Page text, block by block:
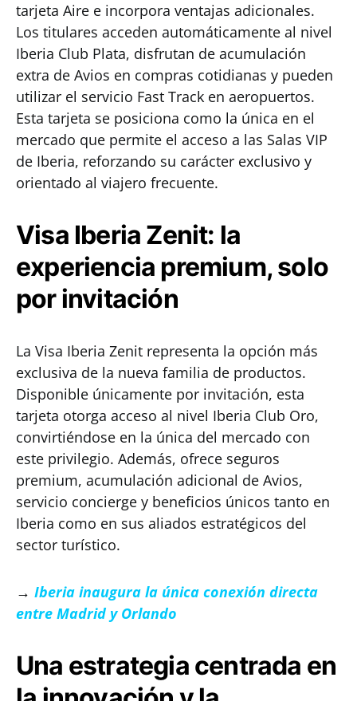
tarjeta Aire e incorpora ventajas adicionales.
Los titulares acceden automáticamente al nivel
Iberia Club Plata, disfrutan de acumulación
extra de Avios en compras cotidianas y pueden
utilizar el servicio Fast Track en aeropuertos.
Esta tarjeta se posiciona como la única en el
mercado que permite el acceso a las Salas VIP
de Iberia, reforzando su carácter exclusivo y
orientado al viajero frecuente.
Visa Iberia Zenit: la
experiencia premium, solo
por invitación
La Visa Iberia Zenit representa la opción más
exclusiva de la nueva familia de productos.
Disponible únicamente por invitación, esta
tarjeta otorga acceso al nivel Iberia Club Oro,
convirtiéndose en la única del mercado con
este privilegio. Además, ofrece seguros
premium, acumulación adicional de Avios,
servicio concierge y beneficios únicos tanto en
Iberia como en sus aliados estratégicos del
sector turístico.
→ Iberia inaugura la única conexión directa
entre Madrid y Orlando
Una estrategia centrada en